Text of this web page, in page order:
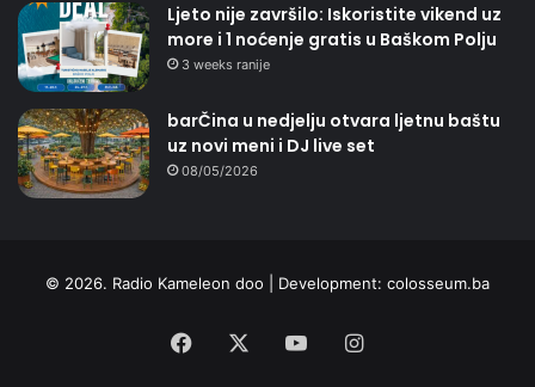
Ljeto nije završilo: Iskoristite vikend uz
more i 1 noćenje gratis u Baškom Polju
3 weeks ranije
barČina u nedjelju otvara ljetnu baštu
uz novi meni i DJ live set
08/05/2026
© 2026. Radio Kameleon doo | Development: colosseum.ba
Facebook YouTubeInstagram